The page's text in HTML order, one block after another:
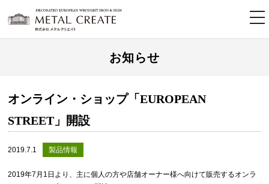
お知らせ
オンライン・ショップ「EUROPEAN
STREET」開設
2019.7.1 製品情報
2019年7月1日より、主に個人の方や店舗オーナー様へ向けて販売するオンラ